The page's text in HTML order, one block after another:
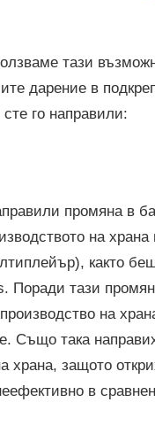
тази
дарение в
го направили:
промяна в
на храна
както
Поради тази
на
Също така
храна, защото
в